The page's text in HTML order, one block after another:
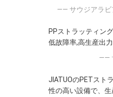
—— サウジアラビ
PPストラッティン
低故障率,高生産出
——
JIATUOのPETスト
性の高い設備で、生